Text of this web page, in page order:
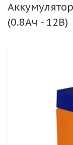
(0.8Ач - 12В)